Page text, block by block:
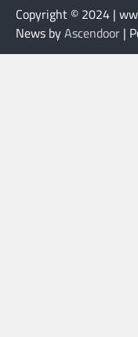
Copyright © 2024 |
News byAscendoor |